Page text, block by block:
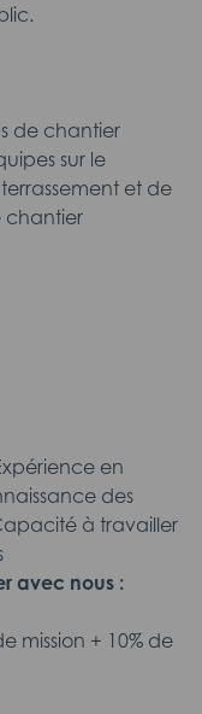
de chantier
sur le
et de
chantier
en
des
à travailler
avec nous :
mission + 10% de